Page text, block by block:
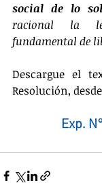
social de lo
racional la
fundamental de
Descargue el
Resolución,
Exp.